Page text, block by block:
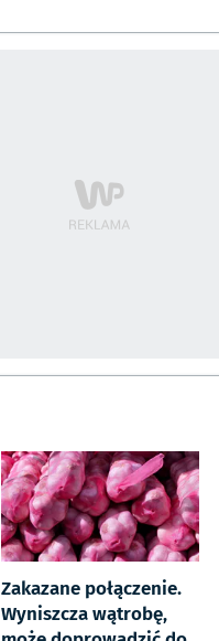
Zakazane połączenie.
Wyniszcza wątrobę,